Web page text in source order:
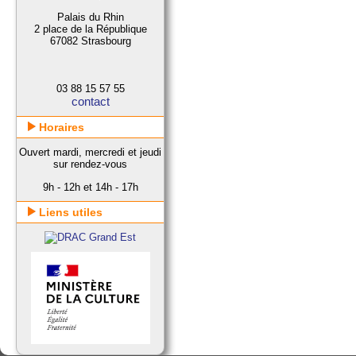
Palais du Rhin
2 place de la République
67082 Strasbourg
03 88 15 57 55
contact
Horaires
Ouvert mardi, mercredi et jeudi
sur rendez-vous
9h - 12h et 14h - 17h
Liens utiles